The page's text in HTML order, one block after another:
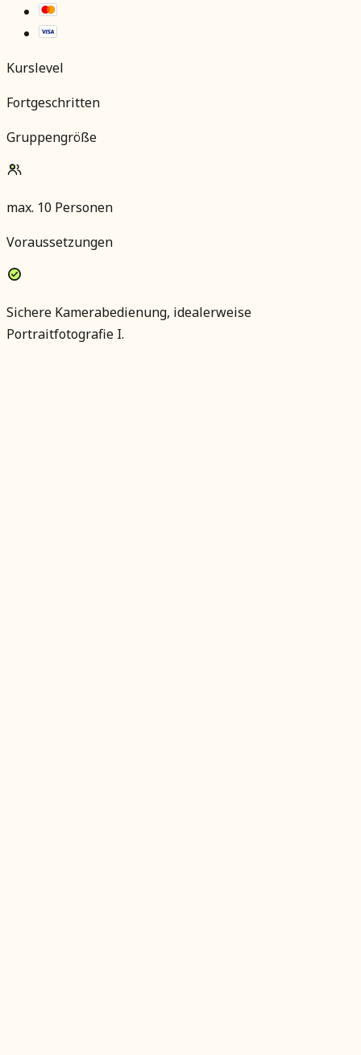
Kurslevel
Fortgeschritten
Gruppengröße
max. 10 Personen
Voraussetzungen
Sichere Kamerabedienung, idealerweise
Portraitfotografie I.